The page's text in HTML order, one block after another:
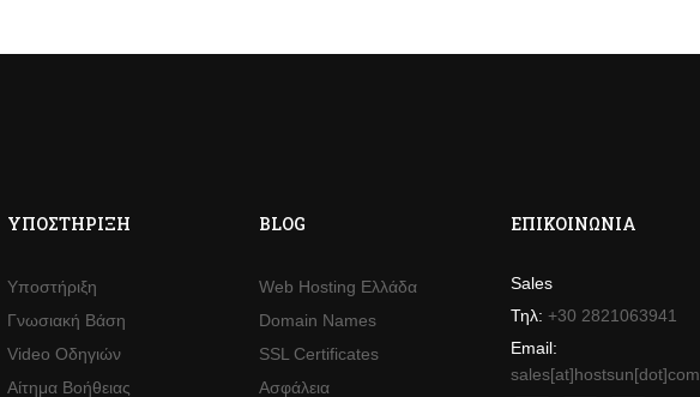
ΥΠΟΣΤΉΡΙΞΗ
Υποστήριξη
Γνωσιακή Βάση
Video Οδηγιών
Αίτημα Βοήθειας
BLOG
Web Hosting Ελλάδα
Domain Names
SSL Certificates
Ασφάλεια
ΕΠΙΚΟΙΝΩΝΊΑ
Sales
Τηλ: +30 2821063941
Email:
sales[at]hostsun[dot]com